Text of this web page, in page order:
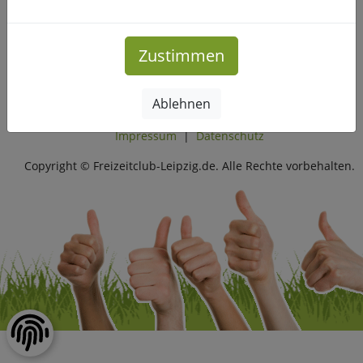
Mehr Infos
Impressum|Datenschutz
Copyright © Freizeitclub-Leipzig.de. Alle Rechte vorbehalten.
Zustimmen
Ablehnen